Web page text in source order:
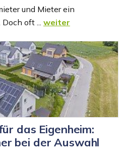
und Mieter ein
oft ... weiter
das Eigenheim:
bei der Auswahl